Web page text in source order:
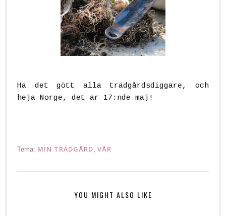
Ha det gött alla trädgårdsdiggare, och
heja Norge, det är 17:nde maj!
Tema: MIN TRÄDGÅRD VÅR
YOU MIGHT ALSO LIKE